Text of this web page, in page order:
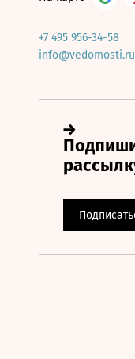
+7 495 956-34-58
info@vedomosti.ru